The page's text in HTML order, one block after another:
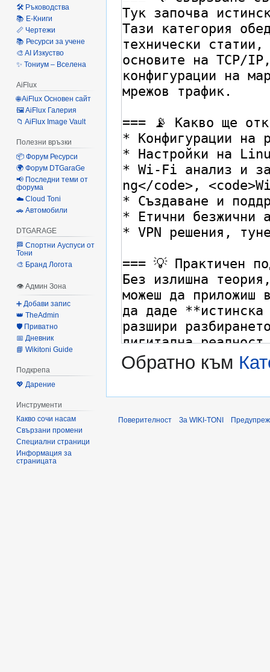
Обратно към
🛠️ Ръководства
📚 Е-Книги
📏 Чертежи
📚 Ресурси за учене
🎨 AI Изкуство
✨ Тониум – Вселена
AiFlux
🌐 AiFlux Основен сайт
🖼️ AiFlux Галерия
📁 AiFlux Image Vault
Полезни връзки
📦 Форум Ресурси
🌍 Форум DTGaraGe
📢 Последни теми от
форума
☁️ Cloud Toni
🚗 Автомобили
DTGARAGE
🏁 Спортни Ауспуси от
Тони
🎨 Бранд Логота
👁 Админ Зона
➕ Добави запис
👑 TheAdmin
🛡️ Приватно
📅 Дневник
📘 Wikitoni Guide
Подкрепа
💖 Дарение
Инструменти
Какво сочи насам
Свързани промени
Специални страници
Информация за
страницата
Поверителност За WIKI-TONI